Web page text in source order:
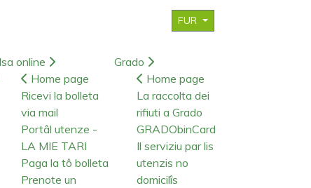
FUR
Isa online
Home page
Ricevi la bolleta
via mail
Portâl utenze -
LA MIE TARI
Paga la tô bolleta
Prenote un
Grado
Home page
La raccolta dei
rifiuti a Grado
GRADObinCard
Il serviziu par lis
utenzis no
domicilîs